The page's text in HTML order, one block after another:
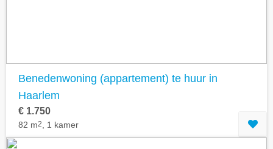
Benedenwoning (appartement) te huur in
Haarlem
€ 1.750
82 m2 , 1 kamer